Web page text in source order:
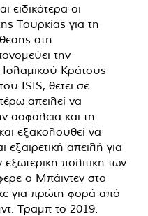
ειδικότερα οι
Τουρκίας για τη
στη
την
Ισλαμικού Κράτους
ISIS, θέτει σε
απειλεί να
ασφάλεια και τη
εξακολουθεί να
εξαιρετική απειλή για
πολιτική των
ο Μπάιντεν στο
για πρώτη φορά από
Τραμπ το 2019.